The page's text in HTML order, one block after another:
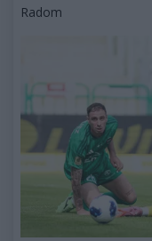
Kategorie artykułu:
Radom